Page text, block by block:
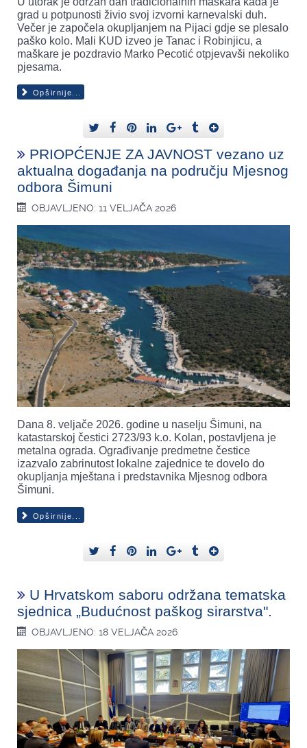
grad u potpunosti živio svoj izvorni karnevalski duh.
Večer je započela okupljanjem na Pijaci gdje se plesalo
paško kolo. Mali KUD izveo je Tanac i Robinjicu, a
maškare je pozdravio Marko Pecotić otpjevavši nekoliko
pjesama.
Opširnije...
PRIOPĆENJE ZA JAVNOST vezano uz
aktualna događanja na području Mjesnog
odbora Šimuni
OBJAVLJENO: 11 VELJAČA 2026
Dana 8. veljače 2026. godine u naselju Šimuni, na
katastarskoj čestici 2723/93 k.o. Kolan, postavljena je
metalna ograda. Ograđivanje predmetne čestice
izazvalo zabrinutost lokalne zajednice te dovelo do
okupljanja mještana i predstavnika Mjesnog odbora
Šimuni.
Opširnije...
U Hrvatskom saboru održana tematska
sjednica „Budućnost paškog sirarstva".
OBJAVLJENO: 18 VELJAČA 2026